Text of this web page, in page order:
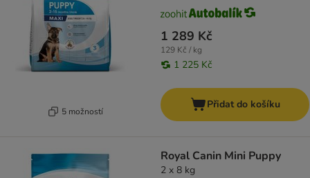
5 možností
1 289 Kč
129 Kč / kg
1 225 Kč
Přidat do košíku
Royal Canin Mini Puppy
2 x 8 kg